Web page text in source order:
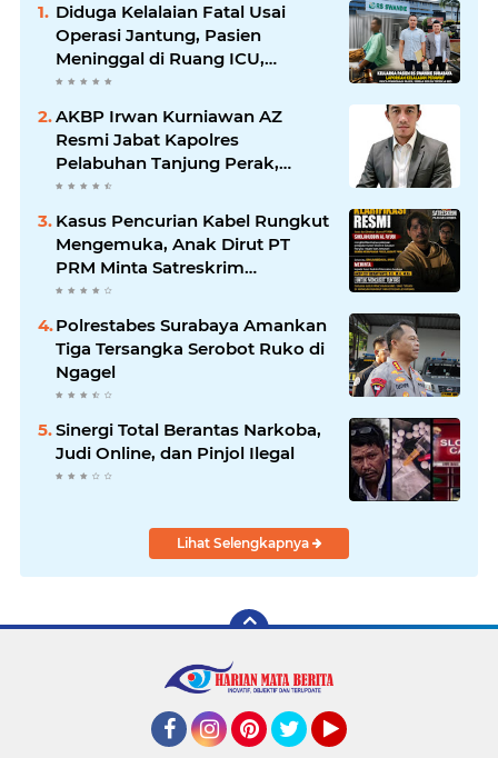
Diduga Kelalaian Fatal Usai
Operasi Jantung, Pasien
Meninggal di Ruang ICU,
Keluarga Tuntut RSUD dr.
Soewandhie Bertanggung
Jawab
AKBP Irwan Kurniawan AZ
Resmi Jabat Kapolres
Pelabuhan Tanjung Perak,
Pimpinan Redaksi
HarianMataBerita.com
Sampaikan Ucapan Selamat
Kasus Pencurian Kabel Rungkut
Mengemuka, Anak Dirut PT
PRM Minta Satreskrim
Polrestabes Surabaya Usut
Hingga Tuntas
Polrestabes Surabaya Amankan
Tiga Tersangka Serobot Ruko di
Ngagel
Sinergi Total Berantas Narkoba,
Judi Online, dan Pinjol Ilegal
Lihat Selengkapnya